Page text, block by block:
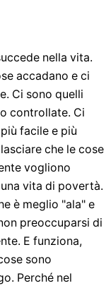
nella vita.
accadano e ci
Ci sono quelli
controllate. Ci
facile e più
che le cose
vogliono
vita di povertà.
è meglio "ala" e
preoccuparsi di
E funziona,
sono
Perché nel